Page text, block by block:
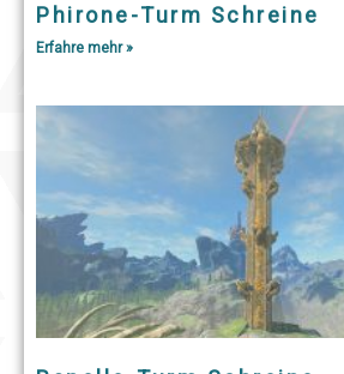
Phirone-Turm Schreine
Erfahre mehr »